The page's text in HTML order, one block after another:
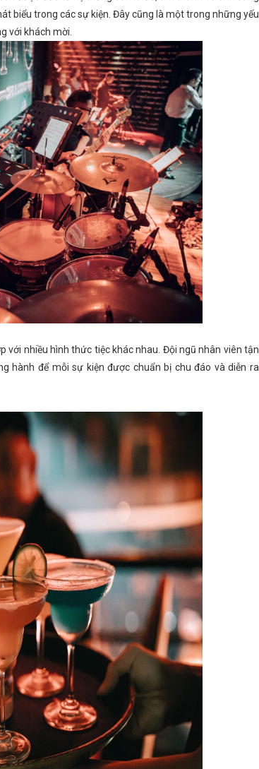
biểu trong các sự kiện. Đây cũng là một trong những yếu
với khách mời.
với nhiều hình thức tiệc khác nhau. Đội ngũ nhân viên tận
hành để mỗi sự kiện được chuẩn bị chu đáo và diễn ra